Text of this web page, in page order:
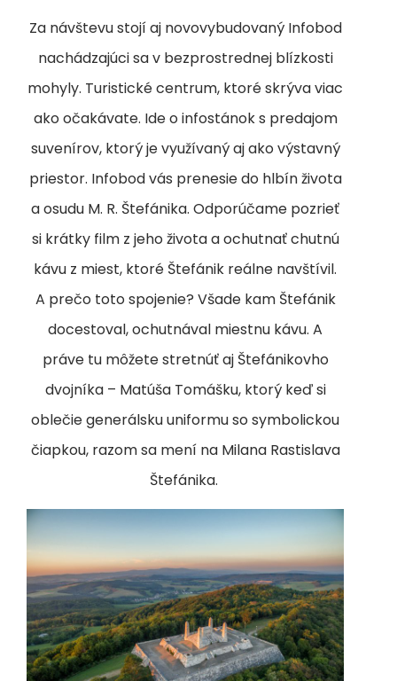
Za návštevu stojí aj novovybudovaný Infobod
nachádzajúci sa v bezprostrednej blízkosti
mohyly. Turistické centrum, ktoré skrýva viac
ako očakávate. Ide o infostánok s predajom
suvenírov, ktorý je využívaný aj ako výstavný
priestor. Infobod vás prenesie do hlbín života
a osudu M. R. Štefánika. Odporúčame pozrieť
si krátky film z jeho života a ochutnať chutnú
kávu z miest, ktoré Štefánik reálne navštívil.
A prečo toto spojenie? Všade kam Štefánik
docestoval, ochutnával miestnu kávu. A
práve tu môžete stretnúť aj Štefánikovho
dvojníka – Matúša Tomášku, ktorý keď si
oblečie generálsku uniformu so symbolickou
čiapkou, razom sa mení na Milana Rastislava
Štefánika.